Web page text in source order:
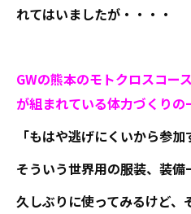
れてはいましたが・・・・
GWの熊本のモトクロスコー
が組まれている体力づくりの
「もはや逃げにくいから参加
そういう世界用の服装、装備
久しぶりに使ってみるけど、